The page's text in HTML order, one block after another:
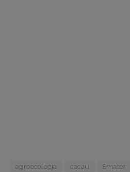
agroecologia cacau Emater